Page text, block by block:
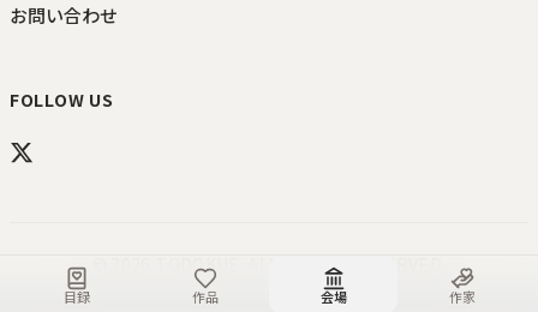
目録 作品 会場 作家
お問い合わせ
FOLLOW US
TODOKUE . ALL RIGHTS RESERVED.